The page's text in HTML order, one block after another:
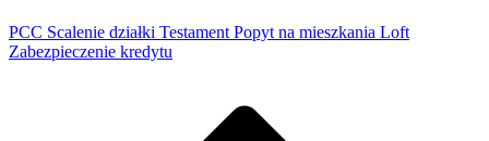
PCC Scalenie działki TestamentPopyt na mieszkania Loft
Zabezpieczenie kredytu